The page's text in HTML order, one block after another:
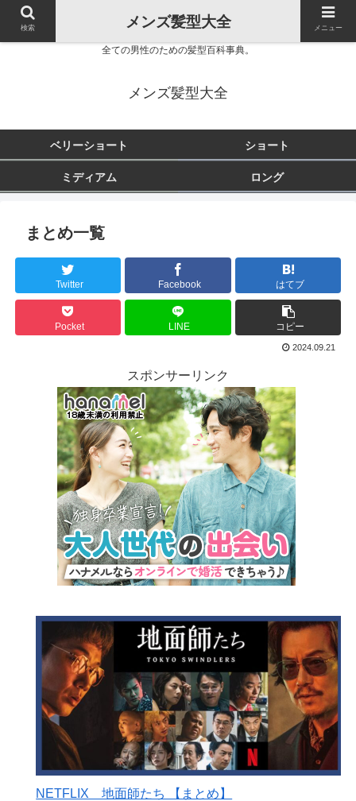
全ての男性のための髪型百科事典。
メンズ髪型大全
ベリーショート ショート
ミディアム ロング
まとめ一覧
Twitter Facebook はてブ
Pocket LINE コピー
2024.09.21
スポンサーリンク
NETFLIX 地面師たち 【まとめ】
検索 メンズ髪型大全 メニュー